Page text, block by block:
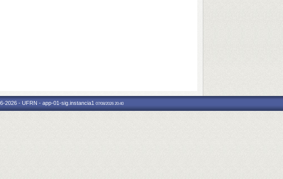
2026 - UFRN - app-01-sig.instancia1 07/08/2026 20:40